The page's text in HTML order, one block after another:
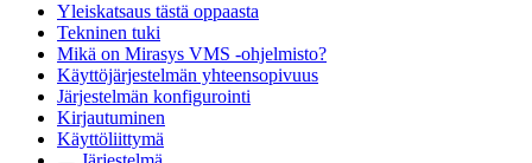
Yleiskatsaus tästä oppaasta
Tekninen tuki
Mikä on Mirasys VMS -ohjelmisto?
Käyttöjärjestelmän yhteensopivuus
Järjestelmän konfigurointi
Kirjautuminen
Käyttöliittymä